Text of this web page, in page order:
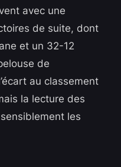
avec une
de suite, dont
et un 32-12
de
au classement
la lecture des
les